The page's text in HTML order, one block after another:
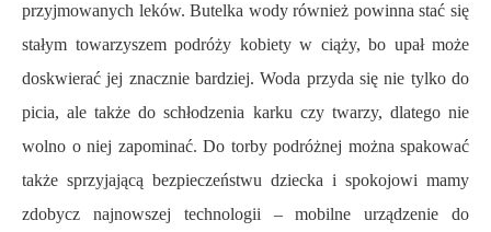
przyjmowanych leków. Butelka wody również powinna stać się
stałym towarzyszem podróży kobiety w ciąży, bo upał może
doskwierać jej znacznie bardziej. Woda przyda się nie tylko do
picia, ale także do schłodzenia karku czy twarzy, dlatego nie
wolno o niej zapominać. Do torby podróżnej można spakować
także sprzyjającą bezpieczeństwu dziecka i spokojowi mamy
zdobycz najnowszej technologii – mobilne urządzenie do